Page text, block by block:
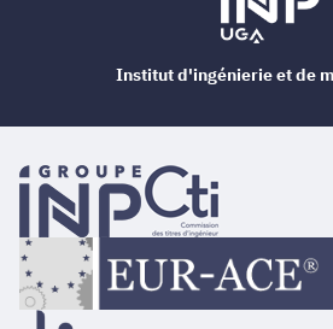
Institut d'ingénierie et de